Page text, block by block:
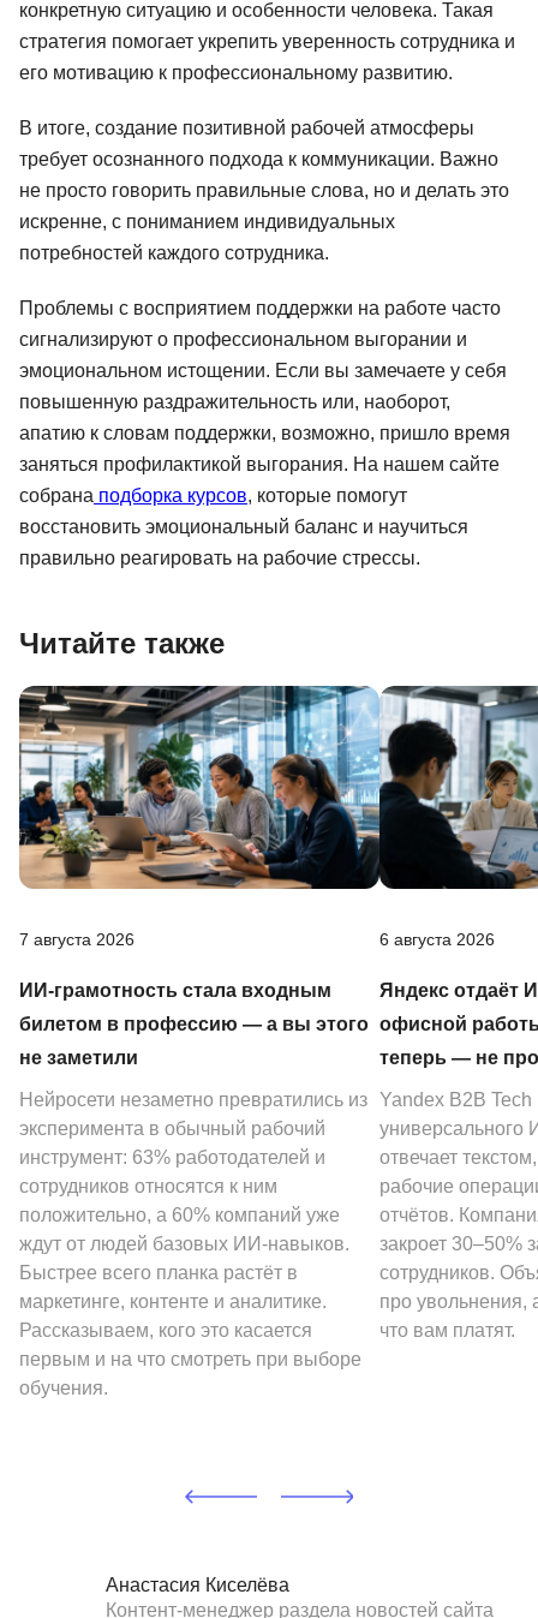
конкретную ситуацию и особенности человека. Такая
стратегия помогает укрепить уверенность сотрудника и
его мотивацию к профессиональному развитию.
В итоге, создание позитивной рабочей атмосферы
требует осознанного подхода к коммуникации. Важно
не просто говорить правильные слова, но и делать это
искренне, с пониманием индивидуальных
потребностей каждого сотрудника.
Проблемы с восприятием поддержки на работе часто
сигнализируют о профессиональном выгорании и
эмоциональном истощении. Если вы замечаете у себя
повышенную раздражительность или, наоборот,
апатию к словам поддержки, возможно, пришло время
заняться профилактикой выгорания. На нашем сайте
собрана подборка курсов, которые помогут
восстановить эмоциональный баланс и научиться
правильно реагировать на рабочие стрессы.
Читайте также
7 августа 2026
ИИ-грамотность стала входным
билетом в профессию — а вы этого
не заметили
Нейросети незаметно превратились из
эксперимента в обычный рабочий
инструмент: 63% работодателей и
сотрудников относятся к ним
положительно, а 60% компаний уже
ждут от людей базовых ИИ-навыков.
Быстрее всего планка растёт в
маркетинге, контенте и аналитике.
Рассказываем, кого это касается
первым и на что смотреть при выборе
обучения.
6 августа 2026
Яндекс отдаёт
офисной
теперь — не
Yandex B2B Tech
универсального
отвечает
рабочие
отчётов.
закроет 30–50%
сотрудников.
про увольнения,
что вам платят.
Анастасия Киселёва
Контент-менеджер раздела новостей сайта